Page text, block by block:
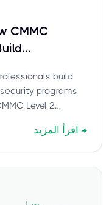
CMMC
build
programs
Level 2
اقرأ المزيد →